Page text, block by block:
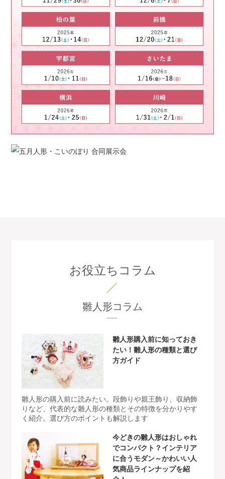
お役立ちコラム
雛人形コラム
雛人形購入前に知っておき
たい！雛人形の種類と選び
方ガイド
雛人形の購入前に読みたい。段飾りや親王飾り、収納飾
りなど、代表的な雛人形の種類とその特徴を分かりやす
く紹介。選び方のポイントも解説します
今どきの雛人形はおしゃれ
でコンパクト？インテリア
に合うモダン～かわいい人
気商品ラインナップを紹